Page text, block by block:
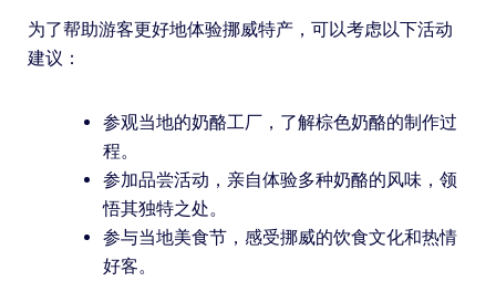
为了帮助游客更好地体验挪威特产，可以考虑以下活动
建议：
参观当地的奶酪工厂，了解棕色奶酪的制作过
程。
参加品尝活动，亲自体验多种奶酪的风味，领
悟其独特之处。
参与当地美食节，感受挪威的饮食文化和热情
好客。